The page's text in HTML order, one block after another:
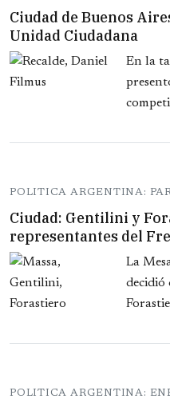
Ciudad de Buenos
Unidad Ciudadana
En la
POLITICA ARGENTINA:
Ciudad: Gentilini y
representantes del
La
decidió
POLITICA ARGENTINA: